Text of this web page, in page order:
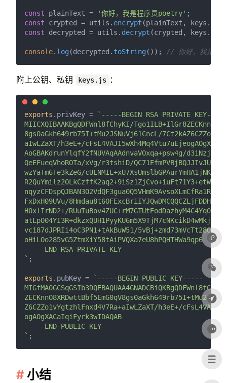
const plainText = '你好，我是程序员poetry'
const crypted = utils. encrypt (plainText, keys.
const decrypted = utils. decrypt (crypted, keys.
console. log (decrypted. toString ()); // 你好，我是程
附上公钥、私钥 keys.js ：
exports . privKey =
`-----BEGIN RSA PRIVATE KEY-----
MIICXQIBAAKBgQDFWnl8fChyKI/
8gs0aGkh649rb75I+tMu2JSNuVj61CncL/
aIwLZaXT/h3eE+/
AoGBAKdrunYlqfY2fNUVAqAAdnvaVOxqa+psw4g/
QeEFueqVhoROTa/xVg/r3tshiD/
wzYaTm6Te3kZeG/
FxDxH09UVu/
H0xlIrND2+/
vc187dJPRIi4oC3PN1+tAkBuW51/
oHiLOo285vG5ZtmXiY58tAiPVQXa7eU8hPQHTHWa9qp6
-----END RSA PRIVATE KEY-----
` ;
exports . pubKey =
`-----BEGIN PUBLIC KEY-----
Z6CZZo1vYgtzhlFnxd4V7Ra+aIwLZaXT/h3eE+/
ogAOgXACaIqiFyrk3wIDAQAB
-----END PUBLIC KEY-----
`
小结